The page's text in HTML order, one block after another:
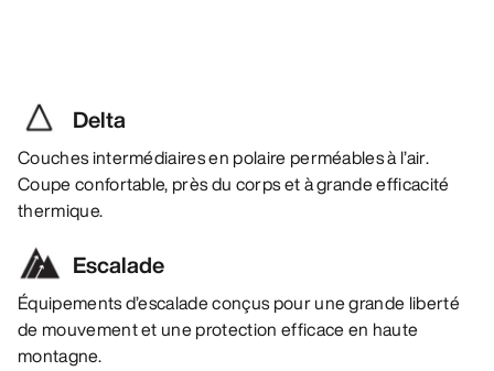
Delta
Couches intermédiaires en polaire perméables à l’air.
Coupe confortable, près du corps et à grande efficacité
thermique.
Escalade
Équipements d’escalade conçus pour une grande liberté
de mouvement et une protection efficace en haute
montagne.